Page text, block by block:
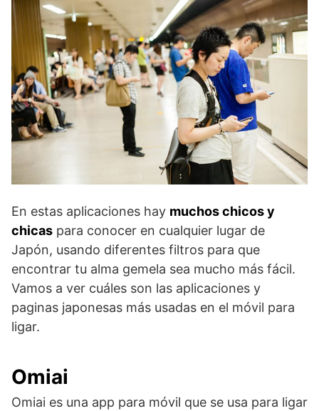
En estas aplicaciones hay muchos chicos y
chicas para conocer en cualquier lugar de
Japón, usando diferentes filtros para que
encontrar tu alma gemela sea mucho más fácil.
Vamos a ver cuáles son las aplicaciones y
paginas japonesas más usadas en el móvil para
ligar.
Omiai
Omiai es una app para móvil que se usa para ligar